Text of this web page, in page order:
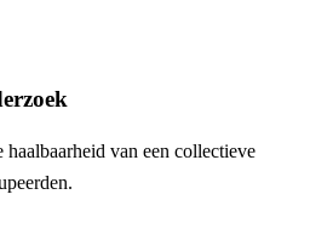
van een collectieve